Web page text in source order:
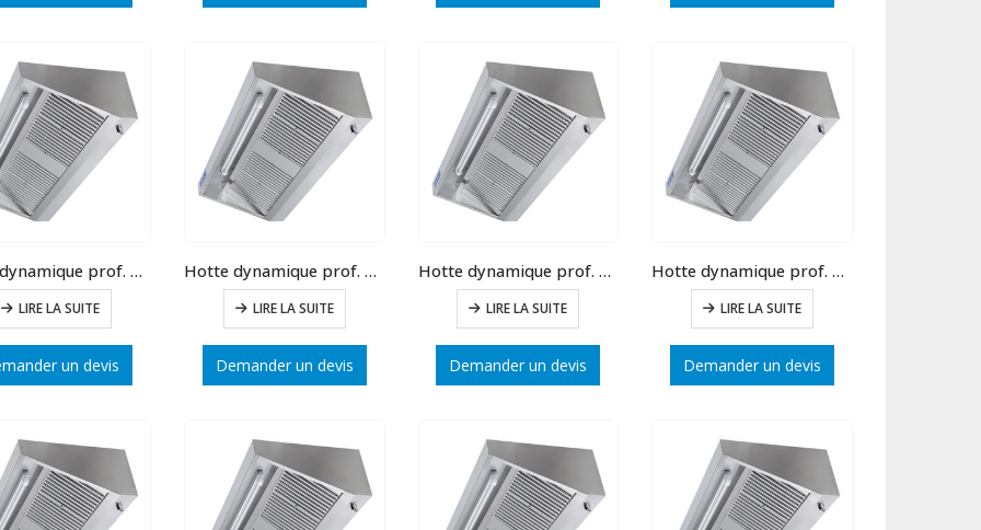
Hotte dynamique prof. 900 long.2500
LIRE LA SUITE
un devis
Hotte dynamique prof. 900 long.2000
LIRE LA SUITE
Demander un devis
Hotte dynamique prof. 900 long.1500
LIRE LA SUITE
Demander un devis
Hotte dynamique prof. 900 long.1000
LIRE LA SUITE
Demander un devis